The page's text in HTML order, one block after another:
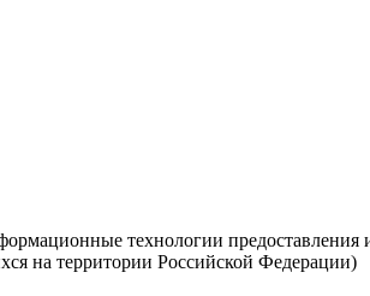
технологии предоставления
на территории Российской Федерации)